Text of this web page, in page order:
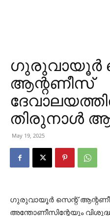
ഗുരുവായൂര്‍
ആന്റണീസ്
തിരുനാള്‍
May 19, 2025
ഗുരുവായൂര്‍ സെന്റ്
അന്തോണീസിന്റേയും